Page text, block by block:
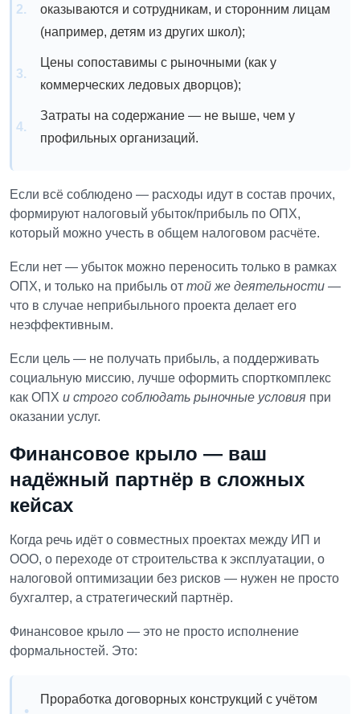
оказываются и сотрудникам, и сторонним лицам
(например, детям из других школ);
Цены сопоставимы с рыночными (как у
коммерческих ледовых дворцов);
Затраты на содержание — не выше, чем у
профильных организаций.
Если всё соблюдено — расходы идут в состав прочих,
формируют налоговый убыток/прибыль по ОПХ,
который можно учесть в общем налоговом расчёте.
Если нет — убыток можно переносить только в рамках
ОПХ, и только на прибыль от той же деятельности —
что в случае неприбыльного проекта делает его
неэффективным.
Если цель — не получать прибыль, а поддерживать
социальную миссию, лучше оформить спорткомплекс
как ОПХ и строго соблюдать рыночные условия при
оказании услуг.
Финансовое крыло — ваш
надёжный партнёр в сложных
кейсах
Когда речь идёт о совместных проектах между ИП и
ООО, о переходе от строительства к эксплуатации, о
налоговой оптимизации без рисков — нужен не просто
бухгалтер, а стратегический партнёр.
Финансовое крыло — это не просто исполнение
формальностей. Это:
Проработка договорных конструкций с учётом